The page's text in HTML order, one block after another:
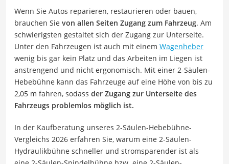
Wenn Sie Autos reparieren, restaurieren oder bauen,
brauchen Sie von allen Seiten Zugang zum Fahrzeug. Am
schwierigsten gestaltet sich der Zugang zur Unterseite.
Unter den Fahrzeugen ist auch mit einem Wagenheber
wenig bis gar kein Platz und das Arbeiten im Liegen ist
anstrengend und nicht ergonomisch. Mit einer 2-Säulen-
Hebebühne kann das Fahrzeuge auf eine Höhe von bis zu
2,05 m fahren, sodass der Zugang zur Unterseite des
Fahrzeugs problemlos möglich ist.
In der Kaufberatung unseres 2-Säulen-Hebebühne-
Vergleichs 2026 erfahren Sie, warum eine 2-Säulen-
Hydraulikbühne schneller und stromsparender ist als